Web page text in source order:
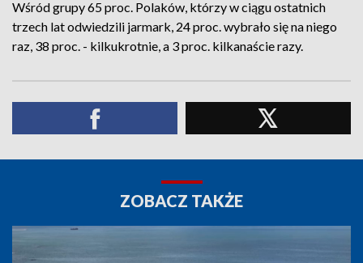
Wśród grupy 65 proc. Polaków, którzy w ciągu ostatnich
trzech lat odwiedzili jarmark, 24 proc. wybrało się na niego
raz, 38 proc. - kilkukrotnie, a 3 proc. kilkanaście razy.
ZOBACZ TAKŻE